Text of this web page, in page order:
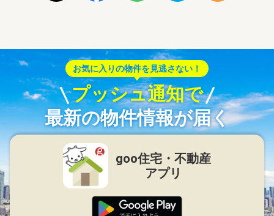
お気に入りの物件を見逃さない！
プッシュ通知で
最新の物件情報が届く
goo住宅・不動産
アプリ